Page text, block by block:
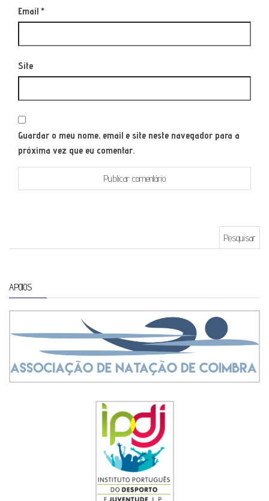
Email *
Site
Guardar o meu nome, email e site neste navegador para a
próxima vez que eu comentar.
APOIOS